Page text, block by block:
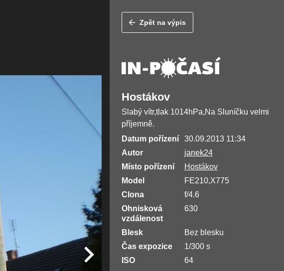
Zpět na výpis
Hostákov
Slabý vítr,tlak 1014hPa,Na Sluníčku velmi
příjemně.
Datum pořízení
30.09.2013 11:34
Autor
janek24
Místo pořízení
Hostákov
Model
FE210,X775
Clona
f/4.6
Ohnisková
vzdálenost
630
Blesk
Bez blesku
Čas expozice
1/300 s
ISO
64